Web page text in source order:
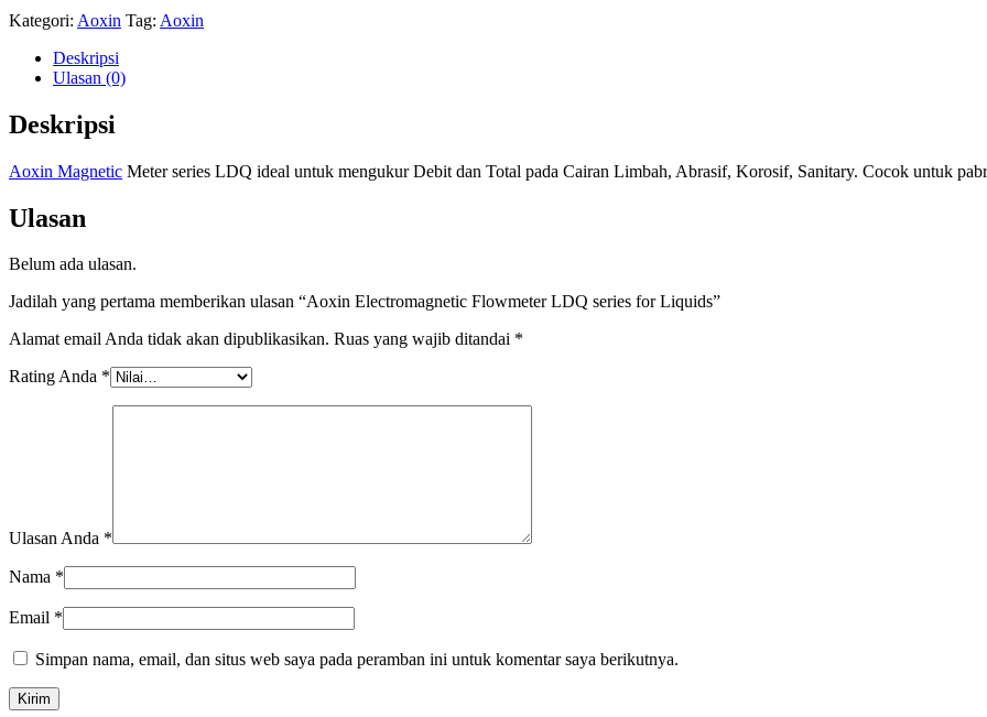
Kategori: Aoxin Tag: Aoxin
Deskripsi
Ulasan (0)
Deskripsi
Aoxin Magnetic Meter series LDQ ideal untuk mengukur Debit dan Total pada Cairan Limbah, Abrasif, Korosif, Sanitary. Cocok untuk
Ulasan
Belum ada ulasan.
Jadilah yang pertama memberikan ulasan “Aoxin Electromagnetic Flowmeter LDQ series for Liquids”
Alamat email Anda tidak akan dipublikasikan. Ruas yang wajib ditandai *
Rating Anda *
Ulasan Anda *
Nama *
Email *
Simpan nama, email, dan situs web saya pada peramban ini untuk komentar saya berikutnya.